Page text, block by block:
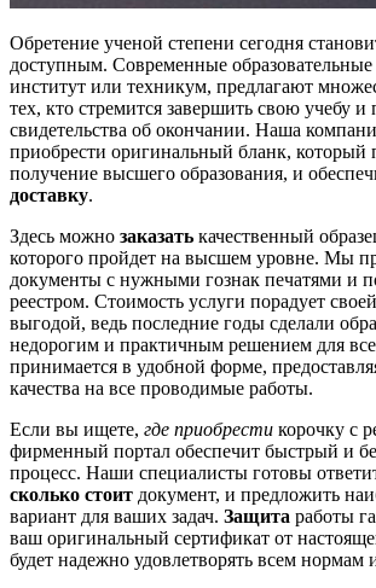
Обретение ученой степени сегодня
доступным. Современные образовательные
институт или техникум, предлагают
тех, кто стремится завершить свою учебу
свидетельства об окончании. Наша
приобрести оригинальный бланк, который
получение высшего образования, и
доставку.
Здесь можно заказать качественный
которого пройдет на высшем уровне. Мы
документы с нужными гознак печатями и
реестром. Стоимость услуги порадует
выгодой, ведь последние годы сделали
недорогим и практичным решением для
принимается в удобной форме,
качества на все проводимые работы.
Если вы ищете, где приобрести корочку с
фирменный портал обеспечит быстрый и
процесс. Наши специалисты готовы
сколько стоит документ, и предложить
вариант для ваших задач. Защита работы
ваш оригинальный сертификат от
будет надежно удовлетворять всем нормам